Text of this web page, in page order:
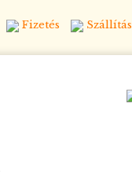
Fizetés Szállítás